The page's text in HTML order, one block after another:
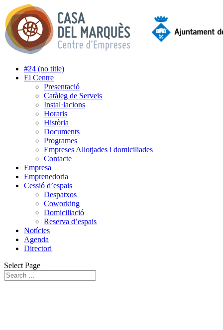
#24 (no title)
El Centre
Presentació
Catàleg de Serveis
Instal·lacions
Horaris
Història
Documents
Programes
Empreses Allotjades i domiciliades
Contacte
Empresa
Emprenedoria
Cessió d’espais
Despatxos
Coworking
Domiciliació
Reserva d’espais
Notícies
Agenda
Directori
Select Page